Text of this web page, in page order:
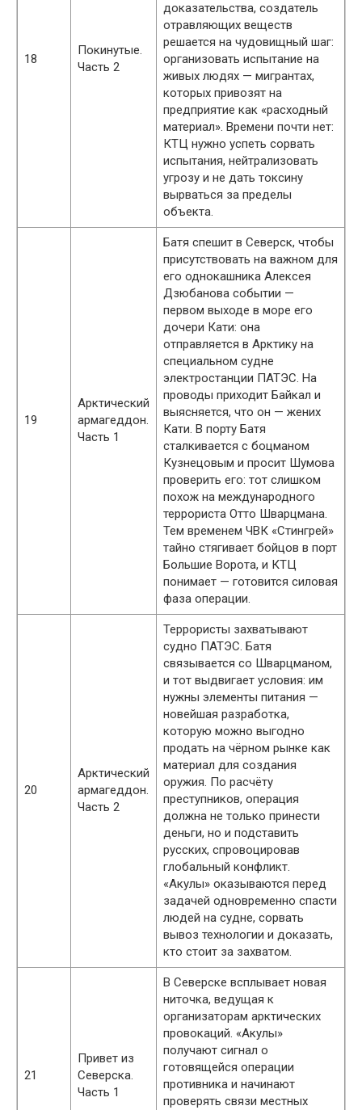
18
Покинутые.
Часть 2
доказательства, создатель
отравляющих веществ
решается на чудовищный шаг:
организовать испытание на
живых людях — мигрантах,
которых привозят на
предприятие как «расходный
материал». Времени почти нет:
КТЦ нужно успеть сорвать
испытания, нейтрализовать
угрозу и не дать токсину
вырваться за пределы
объекта.
19
Арктический
армагеддон.
Часть 1
Батя спешит в Северск, чтобы
присутствовать на важном для
его однокашника Алексея
Дзюбанова событии —
первом выходе в море его
дочери Кати: она
отправляется в Арктику на
специальном судне
электростанции ПАТЭС. На
проводы приходит Байкал и
выясняется, что он — жених
Кати. В порту Батя
сталкивается с боцманом
Кузнецовым и просит Шумова
проверить его: тот слишком
похож на международного
террориста Отто Шварцмана.
Тем временем ЧВК «Стингрей»
тайно стягивает бойцов в порт
Большие Ворота, и КТЦ
понимает — готовится силовая
фаза операции.
20
Арктический
армагеддон.
Часть 2
Террористы захватывают
судно ПАТЭС. Батя
связывается со Шварцманом,
и тот выдвигает условия: им
нужны элементы питания —
новейшая разработка,
которую можно выгодно
продать на чёрном рынке как
материал для создания
оружия. По расчёту
преступников, операция
должна не только принести
деньги, но и подставить
русских, спровоцировав
глобальный конфликт.
«Акулы» оказываются перед
задачей одновременно спасти
людей на судне, сорвать
вывоз технологии и доказать,
кто стоит за захватом.
21
Привет из
Северска.
Часть 1
В Северске всплывает новая
ниточка, ведущая к
организаторам арктических
провокаций. «Акулы»
получают сигнал о
готовящейся операции
противника и начинают
проверять связи местных